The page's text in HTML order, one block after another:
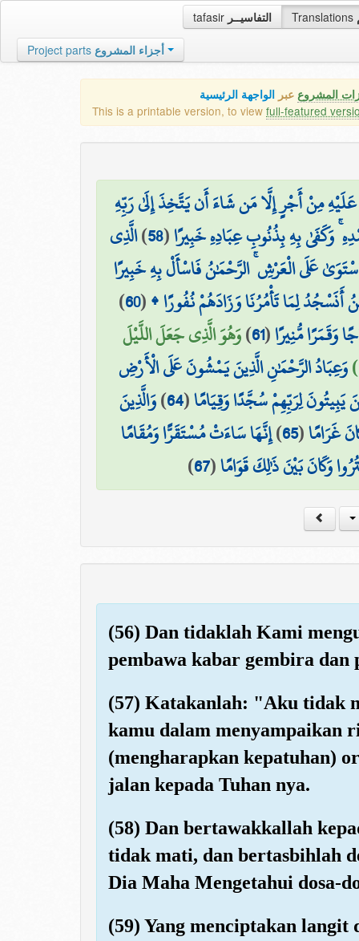
tafasir التفاسيــر Translations
Project parts أجزاء المشروع
المشروع عبر الواجهة الرئيسية
This is a printable version, to view full-featured
مِنْ أَجْرٍ إِلَّا مَن شَاءَ أَن يَتَّخِذَ إِلَىٰ رَبِّهِ
وَكَفَىٰ بِهِ بِذُنُوبِ عِبَادِهِ خَبِيرًا(
58
)الَّذِي
عَلَى الْعَرْشِ ۚ الرَّحْمَٰنُ فَاسْأَلْ بِهِ خَبِيرًا
أَنَسْجُدُ لِمَا تَأْمُرُنَا وَزَادَهُمْ نُفُورًا ۩(
60
)
وَقَمَرًا مُّنِيرًا(
61
)وَهُوَ الَّذِي جَعَلَ اللَّيْلَ
وَعِبَادُ الرَّحْمَٰنِ الَّذِينَ يَمْشُونَ عَلَى الْأَرْضِ
يَبِيتُونَ لِرَبِّهِمْ سُجَّدًا وَقِيَامًا(
64
)وَالَّذِينَ
غَرَامًا(
65
)إِنَّهَا سَاءَتْ مُسْتَقَرًّا وَمُقَامًا
وَكَانَ بَيْنَ ذَٰلِكَ قَوَامًا(
67
)
(56) Dan tidaklah Kami
pembawa kabar gembira dan
(57) Katakanlah: "Aku tidak
kamu dalam menyampaikan
(mengharapkan kepatuhan)
jalan kepada Tuhan nya.
(58) Dan bertawakkallah
tidak mati, dan bertasbihlah
Dia Maha Mengetahui dosa-
(59) Yang menciptakan langit